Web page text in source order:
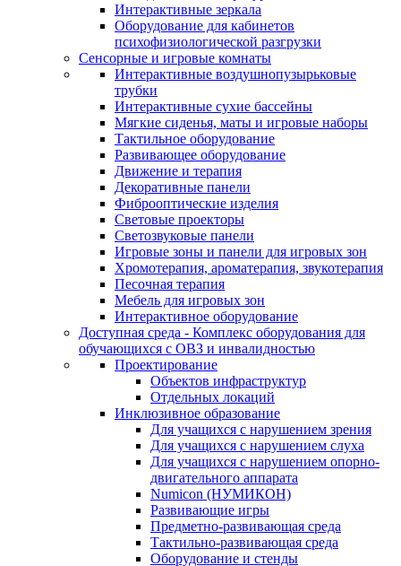
Интерактивные зеркала
Оборудование для кабинетов
психофизиологической разгрузки
Сенсорные и игровые комнаты
Интерактивные воздушнопузырьковые
трубки
Интерактивные сухие бассейны
Мягкие сиденья, маты и игровые наборы
Тактильное оборудование
Развивающее оборудование
Движение и терапия
Декоративные панели
Фиброоптические изделия
Световые проекторы
Светозвуковые панели
Игровые зоны и панели для игровых зон
Хромотерапия, ароматерапия, звукотерапия
Песочная терапия
Мебель для игровых зон
Интерактивное оборудование
Доступная среда - Комплекс оборудования для
обучающихся с ОВЗ и инвалидностью
Проектирование
Объектов инфраструктур
Отдельных локаций
Инклюзивное образование
Для учащихся с нарушением зрения
Для учащихся с нарушением слуха
Для учащихся с нарушением опорно-
двигательного аппарата
Numicon (НУМИКОН)
Развивающие игры
Предметно-развивающая среда
Тактильно-развивающая среда
Оборудование и стенды